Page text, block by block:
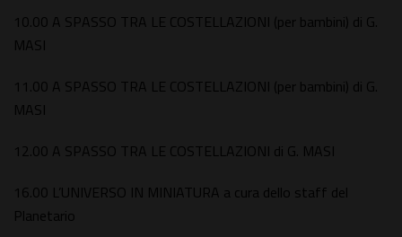
10.00 A SPASSO TRA LE COSTELLAZIONI (per bambini) di G.
MASI
11.00 A SPASSO TRA LE COSTELLAZIONI (per bambini) di G.
MASI
12.00 A SPASSO TRA LE COSTELLAZIONI di G. MASI
16.00 L’UNIVERSO IN MINIATURA a cura dello staff del
Planetario